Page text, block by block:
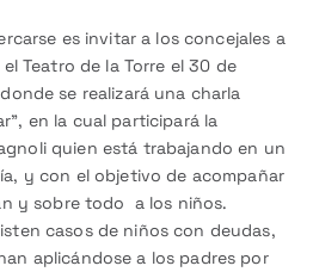
es invitar a los concejales a
Teatro de la Torre el 30 de
se realizará una charla
en la cual participará la
quien está trabajando en un
y con el objetivo de acompañar
y sobre todo a los niños.
casos de niños con deudas,
aplicándose a los padres por